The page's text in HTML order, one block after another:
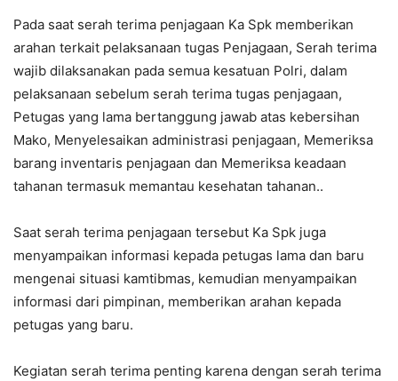
Pada saat serah terima penjagaan Ka Spk memberikan
arahan terkait pelaksanaan tugas Penjagaan, Serah terima
wajib dilaksanakan pada semua kesatuan Polri, dalam
pelaksanaan sebelum serah terima tugas penjagaan,
Petugas yang lama bertanggung jawab atas kebersihan
Mako, Menyelesaikan administrasi penjagaan, Memeriksa
barang inventaris penjagaan dan Memeriksa keadaan
tahanan termasuk memantau kesehatan tahanan..
Saat serah terima penjagaan tersebut Ka Spk juga
menyampaikan informasi kepada petugas lama dan baru
mengenai situasi kamtibmas, kemudian menyampaikan
informasi dari pimpinan, memberikan arahan kepada
petugas yang baru.
Kegiatan serah terima penting karena dengan serah terima